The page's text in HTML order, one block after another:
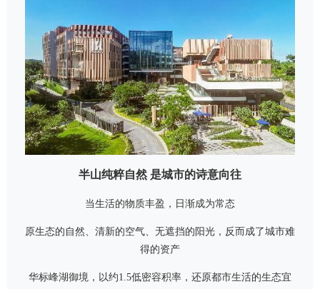
半山纯粹自然 是城市的诗意向往
当生活的物质丰盈，日渐成为常态
原生态的自然、清新的空气、无遮挡的阳光，反而成了城市难
得的资产
华标峰湖御境，以约1.5低密容积率，还原都市生活的生态宜